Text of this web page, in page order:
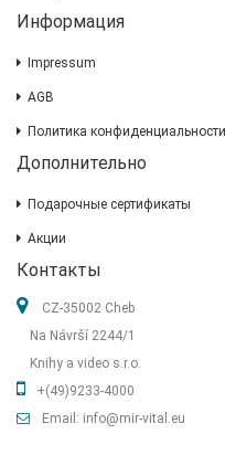
Информация
Impressum
AGB
Политика конфиденциальности
Дополнительно
Подарочные сертификаты
Акции
Контакты
CZ-35002 Cheb
Na Návrší 2244/1
Knihy a video s.r.o.
+(49)9233-4000
Email: info@mir-vital.eu